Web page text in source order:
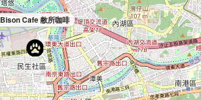
Bison Cafe 敝所咖啡